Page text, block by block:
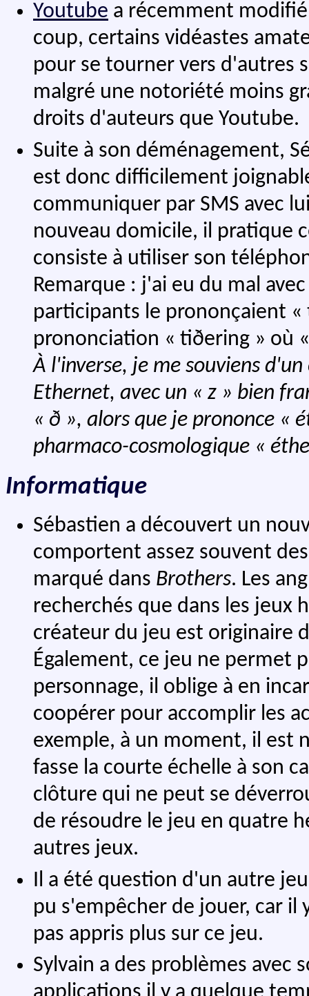
Youtube a récemment
coup, certains vidéastes
pour se tourner vers d'autres
malgré une notoriété moins
droits d'auteurs que Youtube.
Suite à son déménagement,
est donc difficilement
communiquer par SMS avec
nouveau domicile, il pratique
consiste à utiliser son
Remarque : j'ai eu du mal
participants le prononçaient
prononciation « tiðering » où
À l'inverse, je me souviens
Ethernet, avec un « z » bien
« ð », alors que je prononce «
pharmaco-cosmologique «
Informatique
Sébastien a découvert un
comportent assez souvent
marqué dans Brothers. Les
recherchés que dans les jeux
créateur du jeu est originaire
Également, ce jeu ne permet
personnage, il oblige à en
coopérer pour accomplir les
exemple, à un moment, il est
fasse la courte échelle à son
clôture qui ne peut se
de résoudre le jeu en quatre
autres jeux.
Il a été question d'un autre
pu s'empêcher de jouer, car il
pas appris plus sur ce jeu.
Sylvain a des problèmes avec